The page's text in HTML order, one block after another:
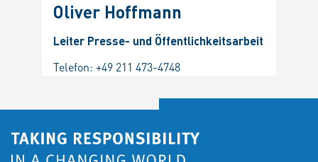
Oliver Hoffmann
Leiter Presse- und Öffentlichkeitsarbeit
Telefon: +49 211 473-4748